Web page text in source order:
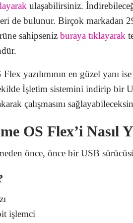
ulaşabilirsiniz.
de bulunur. Birçok markadan
sahipseniz buraya tıklayarak
yazılımının en güzel yanı
İşletim sistemini indirip bir
çalışmasını
OS Flex’i Nasıl
önce, önce bir USB sürücüsü
işlemci